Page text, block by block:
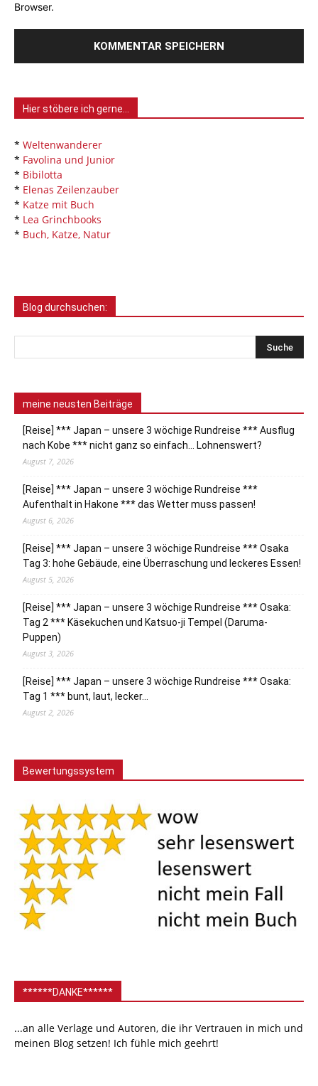
Browser.
Hier stöbere ich gerne…
* Weltenwanderer
* Favolina und Junior
* Bibilotta
* Elenas Zeilenzauber
* Katze mit Buch
* Lea Grinchbooks
* Buch, Katze, Natur
Blog durchsuchen:
meine neusten Beiträge
[Reise] *** Japan – unsere 3 wöchige Rundreise *** Ausflug
nach Kobe *** nicht ganz so einfach… Lohnenswert?
August 7, 2026
[Reise] *** Japan – unsere 3 wöchige Rundreise ***
Aufenthalt in Hakone *** das Wetter muss passen!
August 6, 2026
[Reise] *** Japan – unsere 3 wöchige Rundreise *** Osaka
Tag 3: hohe Gebäude, eine Überraschung und leckeres Essen!
August 5, 2026
[Reise] *** Japan – unsere 3 wöchige Rundreise *** Osaka:
Tag 2 *** Käsekuchen und Katsuo-ji Tempel (Daruma-
Puppen)
August 3, 2026
[Reise] *** Japan – unsere 3 wöchige Rundreise *** Osaka:
Tag 1 *** bunt, laut, lecker…
August 2, 2026
Bewertungssystem
******DANKE******
...an alle Verlage und Autoren, die ihr Vertrauen in mich und
meinen Blog setzen! Ich fühle mich geehrt!